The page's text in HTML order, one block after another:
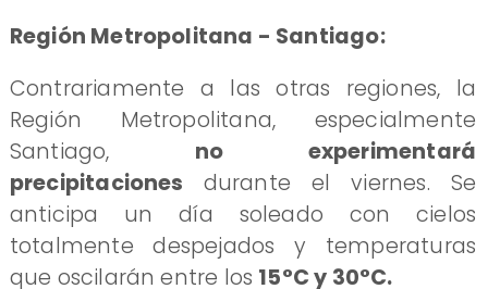
Región Metropolitana - Santiago:
Contrariamente a las otras regiones, la
Región Metropolitana, especialmente
Santiago, no experimentará
precipitaciones durante el viernes. Se
anticipa un día soleado con cielos
totalmente despejados y temperaturas
que oscilarán entre los 15°C y 30°C.